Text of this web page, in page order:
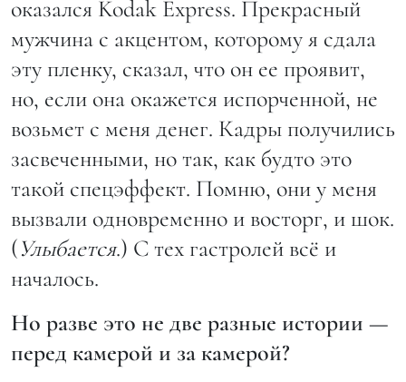
оказался Kodak Express. Прекрасный
мужчина с акцентом, которому я сдала
эту пленку, сказал, что он ее проявит,
но, если она окажется испорченной, не
возьмет с меня денег. Кадры получились
засвеченными, но так, как будто это
такой спецэффект. Помню, они у меня
вызвали одновременно и восторг, и шок.
(Улыбается.) С тех гастролей всё и
началось.
Но разве это не две разные истории —
перед камерой и за камерой?